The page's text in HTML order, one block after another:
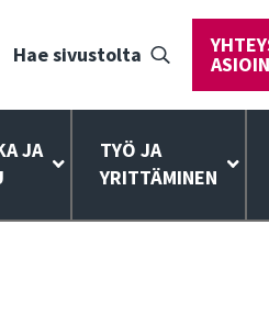
Hae sivustolta
JA
TYÖ JA
YRITTÄMINEN